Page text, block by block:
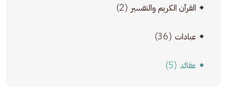
القرآن الكريم والتفسير (2)
عبادات (36)
عقائد (5)